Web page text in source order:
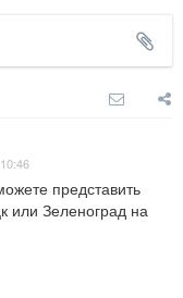
представить
или Зеленоград на